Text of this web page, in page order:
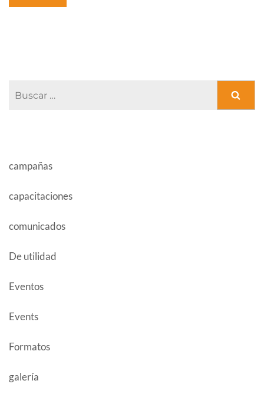
campañas
capacitaciones
comunicados
De utilidad
Eventos
Events
Formatos
galería